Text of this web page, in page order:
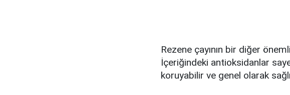
Rezene çayının bir diğer
İçeriğindeki antioksidanlar
koruyabilir ve genel olarak